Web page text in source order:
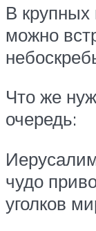
В крупных
можно
Что же
очередь:
чудо
уголков